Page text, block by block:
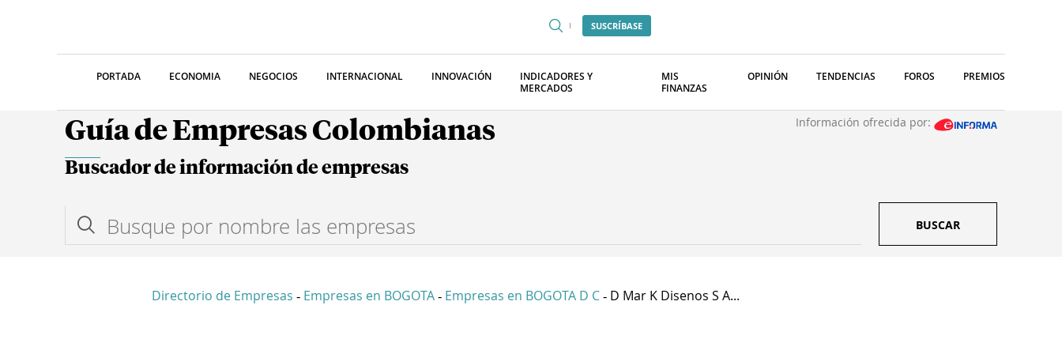
SUSCRÍBASE
PORTADA ECONOMIA NEGOCIOS INTERNACIONAL INNOVACIÓN
INDICADORES Y
MERCADOS
MIS
FINANZAS
OPINIÓN TENDENCIAS FOROS PREMIOS
Guía de Empresas Colombianas Información ofrecida por:
Buscador de información de empresas
BUSCAR
Directorio de Empresas - Empresas en BOGOTA - Empresas en BOGOTA D C - D Mar K Disenos S A...